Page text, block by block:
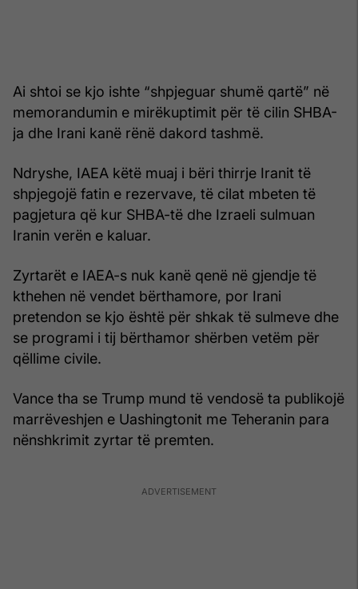
Ai shtoi se kjo ishte “shpjeguar shumë qartë” në
memorandumin e mirëkuptimit për të cilin SHBA-
ja dhe Irani kanë rënë dakord tashmë.
Ndryshe, IAEA këtë muaj i bëri thirrje Iranit të
shpjegojë fatin e rezervave, të cilat mbeten të
pagjetura që kur SHBA-të dhe Izraeli sulmuan
Iranin verën e kaluar.
Zyrtarët e IAEA-s nuk kanë qenë në gjendje të
kthehen në vendet bërthamore, por Irani
pretendon se kjo është për shkak të sulmeve dhe
se programi i tij bërthamor shërben vetëm për
qëllime civile.
Vance tha se Trump mund të vendosë ta publikojë
marrëveshjen e Uashingtonit me Teheranin para
nënshkrimit zyrtar të premten.